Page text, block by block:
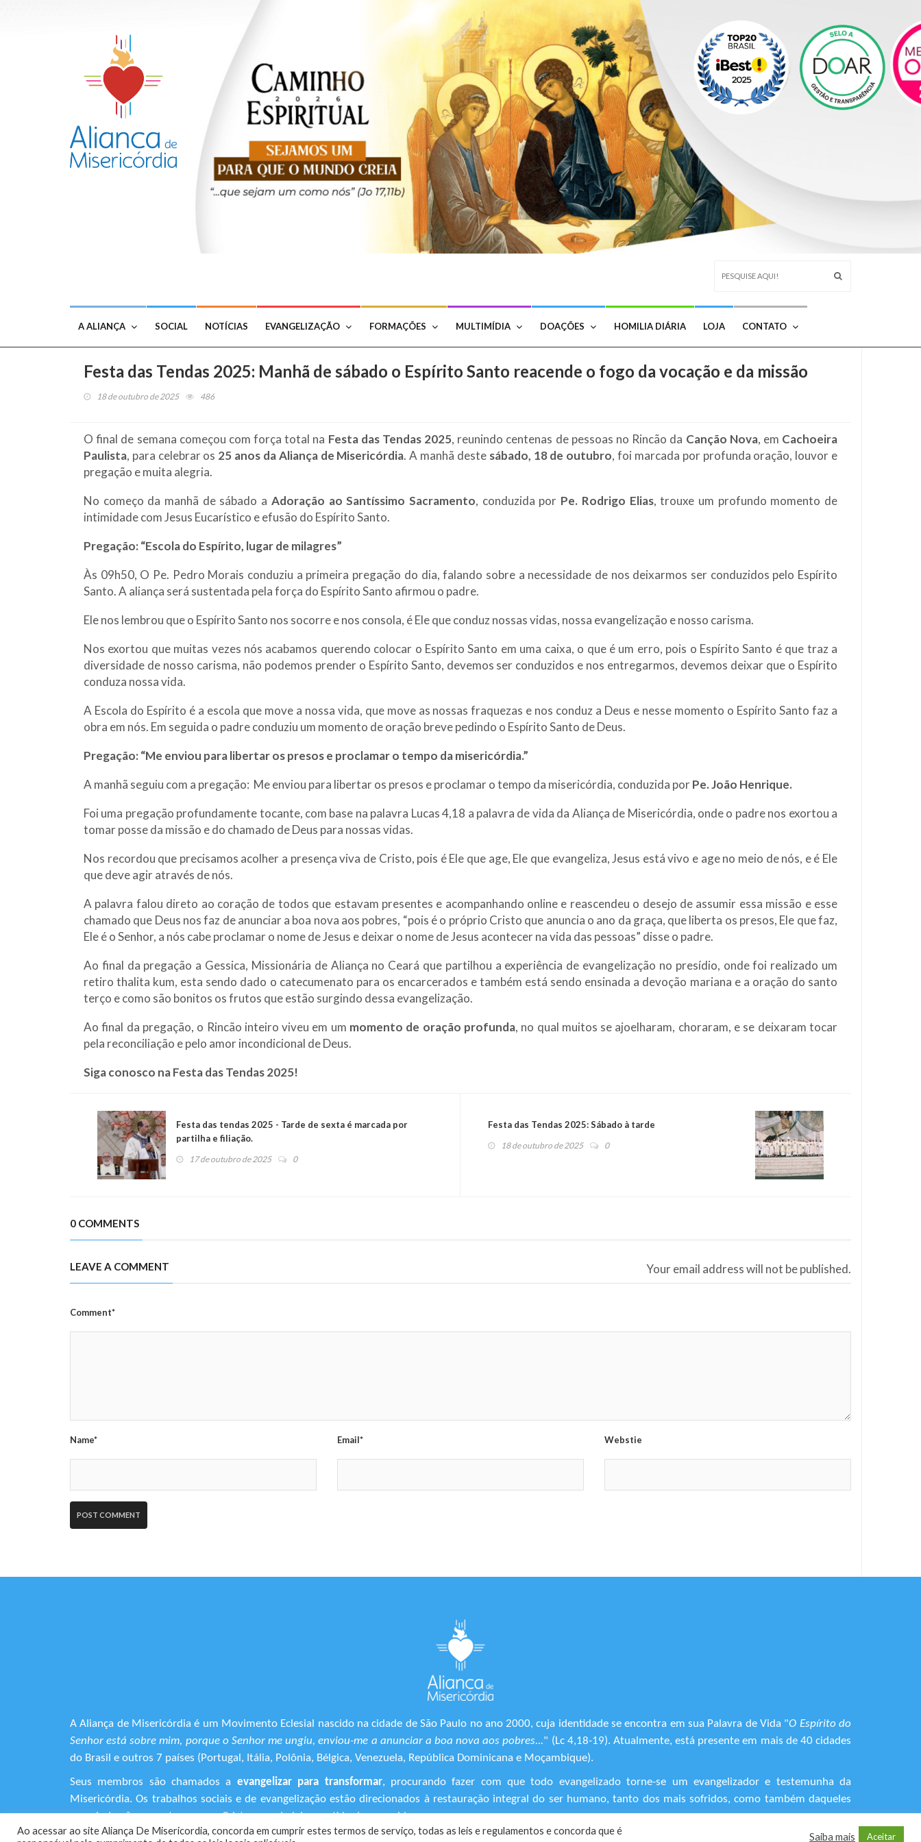
A ALIANÇA SOCIAL NOTÍCIAS EVANGELIZAÇÃO FORMAÇÕES MULTIMÍDIA DOAÇÕES HOMILIA DIÁRIA LOJA CONTATO
Festa das Tendas 2025: Manhã de sábado o Espírito Santo reacende o fogo da vocação e da missão
18 de outubro de 2025 486
O final de semana começou com força total na Festa das Tendas 2025, reunindo centenas de pessoas no Rincão da Canção Nova, em Cachoeira
Paulista, para celebrar os 25 anos da Aliança de Misericórdia. A manhã deste sábado, 18 de outubro, foi marcada por profunda oração, louvor e
pregação e muita alegria.
No começo da manhã de sábado a Adoração ao Santíssimo Sacramento, conduzida por Pe. Rodrigo Elias, trouxe um profundo momento de
intimidade com Jesus Eucarístico e efusão do Espírito Santo.
Pregação: “Escola do Espírito, lugar de milagres”
Às 09h50, O Pe. Pedro Morais conduziu a primeira pregação do dia, falando sobre a necessidade de nos deixarmos ser conduzidos pelo Espírito
Santo. A aliança será sustentada pela força do Espírito Santo afirmou o padre.
Ele nos lembrou que o Espírito Santo nos socorre e nos consola, é Ele que conduz nossas vidas, nossa evangelização e nosso carisma.
Nos exortou que muitas vezes nós acabamos querendo colocar o Espírito Santo em uma caixa, o que é um erro, pois o Espírito Santo é que traz a
diversidade de nosso carisma, não podemos prender o Espírito Santo, devemos ser conduzidos e nos entregarmos, devemos deixar que o Espírito
conduza nossa vida.
A Escola do Espírito é a escola que move a nossa vida, que move as nossas fraquezas e nos conduz a Deus e nesse momento o Espírito Santo faz a
obra em nós. Em seguida o padre conduziu um momento de oração breve pedindo o Espírito Santo de Deus.
Pregação: “Me enviou para libertar os presos e proclamar o tempo da misericórdia.”
A manhã seguiu com a pregação: Me enviou para libertar os presos e proclamar o tempo da misericórdia, conduzida porPe. João Henrique.
Foi uma pregação profundamente tocante, com base na palavra Lucas 4,18 a palavra de vida da Aliança de Misericórdia, onde o padre nos exortou a
tomar posse da missão e do chamado de Deus para nossas vidas.
Nos recordou que precisamos acolher a presença viva de Cristo, pois é Ele que age, Ele que evangeliza, Jesus está vivo e age no meio de nós, e é Ele
que deve agir através de nós.
A palavra falou direto ao coração de todos que estavam presentes e acompanhando online e reascendeu o desejo de assumir essa missão e esse
chamado que Deus nos faz de anunciar a boa nova aos pobres, “pois é o próprio Cristo que anuncia o ano da graça, que liberta os presos, Ele que faz,
Ele é o Senhor, a nós cabe proclamar o nome de Jesus e deixar o nome de Jesus acontecer na vida das pessoas” disse o padre.
Ao final da pregação a Gessica, Missionária de Aliança no Ceará que partilhou a experiência de evangelização no presídio, onde foi realizado um
retiro thalita kum, esta sendo dado o catecumenato para os encarcerados e também está sendo ensinada a devoção mariana e a oração do santo
terço e como são bonitos os frutos que estão surgindo dessa evangelização.
Ao final da pregação, o Rincão inteiro viveu em um momento de oração profunda, no qual muitos se ajoelharam, choraram, e se deixaram tocar
pela reconciliação e pelo amor incondicional de Deus.
Siga conosco na Festa das Tendas 2025!
Festa das tendas 2025 - Tarde de sexta é marcada por
partilha e filiação.
17 de outubro de 2025 0
Festa das Tendas 2025: Sábado à tarde
18 de outubro de 2025 0
0 COMMENTS
LEAVE A COMMENT Your email address will not be published.
Comment*
Name* Email* Webstie
A Aliança de Misericórdia é um Movimento Eclesial nascido na cidade de São Paulo no ano 2000, cuja identidade se encontra em sua Palavra de Vida "O Espírito do
Senhor está sobre mim, porque o Senhor me ungiu, enviou-me a anunciar a boa nova aos pobres..." (Lc 4,18-19). Atualmente, está presente em mais de 40 cidades
do Brasil e outros 7 países (Portugal, Itália, Polônia, Bélgica, Venezuela, República Dominicana e Moçambique).
Seus membros são chamados a evangelizar para transformar, procurando fazer com que todo evangelizado torne-se um evangelizador e testemunha da
Misericórdia. Os trabalhos sociais e de evangelização estão direcionados à restauração integral do ser humano, tanto dos mais sofridos, como também daqueles
que ainda não encontraram em Cristo o verdadeiro sentido de suas vidas.
Ao acessar ao site Aliança De Misericordia, concorda em cumprir estes termos de serviço, todas as leis e regulamentos ​e concorda que é
Saiba mais Aceitar